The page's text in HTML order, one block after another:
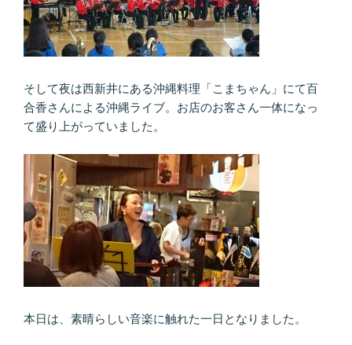
そして夜は西新井にある沖縄料理「こまちゃん」にて百
合香さんによる沖縄ライブ。お店のお客さん一体になっ
て盛り上がっていました。
本日は、素晴らしい音楽に触れた一日となりました。